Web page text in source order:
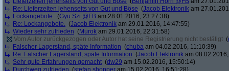
Re: Lieferzeiten jehenseits von Gut und Böse (Jacob Elektronik am
Lockangebote. (Gyu Szi @FB am 28.01.2016, 23:27:38)
Re: Lockangebote. (Jacob Elektronik am 29.01.2016, 14:47:55)
Wieder sehr zufrieden (Murok am 29.01.2016, 22:31:58)
Vom Autor zurückgezogen oder Autor hat seine Registrierung nicht bestätigt (
Falscher Lagerstand, späte Information (chuba am 04.02.2016, 11:10:39)
Re: Falscher Lagerstand, späte Information (Jacob Elektronik am
Sehr gute Erfahrungen gemacht (dw29 am 15.02.2016, 15:50:14)
Durchweg zufrieden (stefan.shopper am 15.02.2016, 16:51:28)